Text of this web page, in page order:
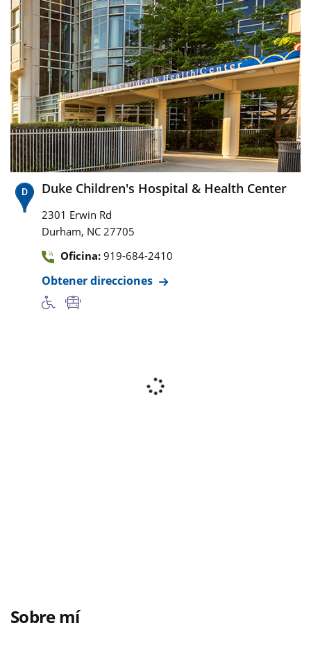
Duke Children's Hospital & Health Center
2301 Erwin Rd
Durham, NC 27705
Oficina: 919-684-2410
Obtener direcciones
Sobre mí